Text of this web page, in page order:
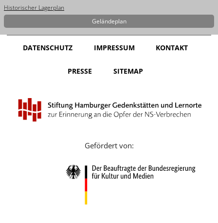
Historischer Lagerplan
Geländeplan
DATENSCHUTZ IMPRESSUM KONTAKT
PRESSE SITEMAP
Gefördert von: